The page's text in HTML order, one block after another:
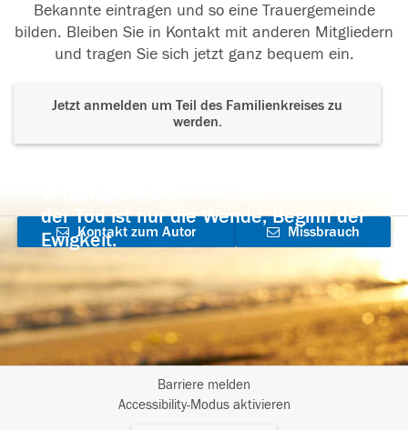
Bekannte eintragen und so eine Trauergemeinde
bilden. Bleiben Sie in Kontakt mit anderen Mitgliedern
und tragen Sie sich jetzt ganz bequem ein.
Jetzt anmelden um Teil des Familienkreises zu
werden.
der Tod ist nur die Wende, Beginn der
Ewigkeit.
Kontakt zum Autor
aufnehmen
Missbrauch
Barriere melden
Accessibility-Modus aktivieren